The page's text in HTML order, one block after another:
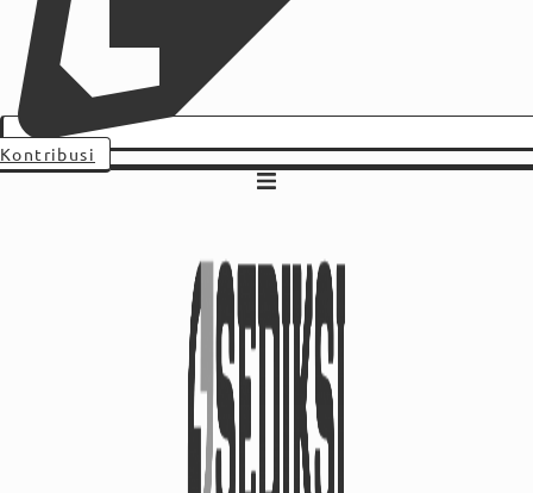
Kontribusi